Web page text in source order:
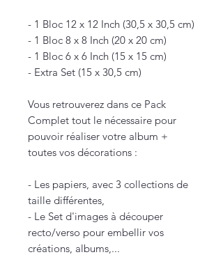
- 1 Bloc 12 x 12 Inch (30,5 x 30,5 cm)
- 1 Bloc 8 x 8 Inch (20 x 20 cm)
- 1 Bloc 6 x 6 Inch (15 x 15 cm)
- Extra Set (15 x 30,5 cm)
Vous retrouverez dans ce Pack
Complet tout le nécessaire pour
pouvoir réaliser votre album +
toutes vos décorations :
- Les papiers, avec 3 collections de
taille différentes,
- Le Set d'images à découper
recto/verso pour embellir vos
créations, albums,...